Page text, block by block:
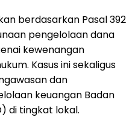
berdasarkan Pasal 392
pengelolaan dana
kewenangan
Kasus ini sekaligus
dan
keuangan Badan
di tingkat lokal.